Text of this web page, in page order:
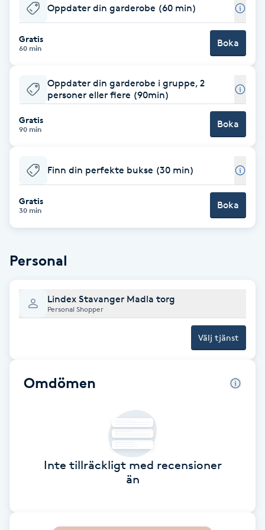
Babylights
Balayage
Bambumassage
Barber
BIAB
Bottenfärg
Brynfärgning
Bröllopsuppsättning
Coachning
Oppdater din garderobe (60 min)
Gratis
60 min Boka
Oppdater din garderobe i gruppe, 2
personer eller flere (90min)
Gratis
90 min Boka
Finn din perfekte bukse (30 min)
Gratis
30 min Boka
Personal
Lindex Stavanger Madla torg
Personal Shopper
Välj tjänst
Omdömen
Inte tillräckligt med recensioner
än